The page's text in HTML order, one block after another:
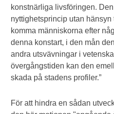
konstnärliga livsföringen.
nyttighetsprincip utan
komma människorna efter
denna konstart, i den mån
andra utsvävningar i
övergångstiden kan den
skada på stadens profiler.”
För att hindra en sådan